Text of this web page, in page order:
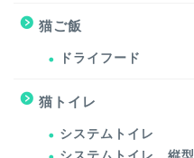
猫ご飯
ドライフード
猫トイレ
システムトイレ